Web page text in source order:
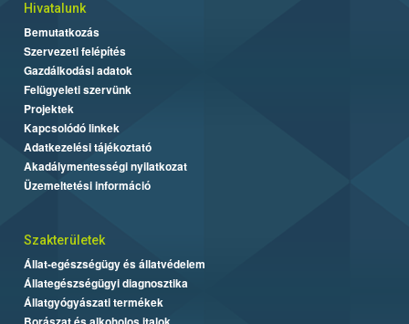
Hivatalunk
Bemutatkozás
Szervezeti felépítés
Gazdálkodási adatok
Felügyeleti szervünk
Projektek
Kapcsolódó linkek
Adatkezelési tájékoztató
Akadálymentességi nyilatkozat
Üzemeltetési információ
Szakterületek
Állat-egészségügy és állatvédelem
Állategészségügyi diagnosztika
Állatgyógyászati termékek